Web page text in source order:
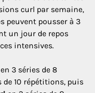
curl par semaine,
peuvent pousser à 3
un jour de repos
intensives.
en 3 séries de 8
de 10 répétitions, puis